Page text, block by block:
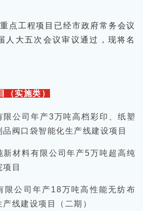
点工程项目已经市政府常务会议
人大五次会议审议通过，现将名
（实施类）
限公司年产3万吨高档彩印、纸塑
阀口袋智能化生产线建设项目
新材料有限公司年产5万吨超高纯
目
限公司年产18万吨高性能无纺布
线建设项目（二期）